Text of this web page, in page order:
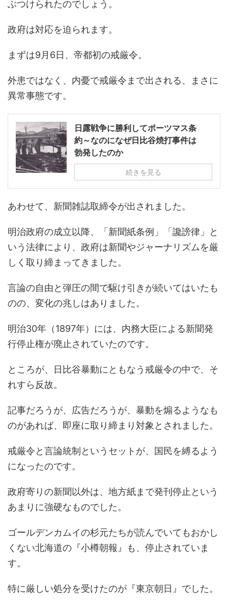
ぶつけられたのでしょう。
政府は対応を迫られます。
まずは9月6日、帝都初の戒厳令。
外患ではなく、内憂で戒厳令まで出される、まさに
異常事態です。
日露戦争に勝利してポーツマス条
約～なのになぜ日比谷焼打事件は
勃発したのか
続きを見る
あわせて、新聞雑誌取締令が出されました。
明治政府の成立以降、「新聞紙条例」「讒謗律」と
いう法律により、政府は新聞やジャーナリズムを厳
しく取り締まってきました。
言論の自由と弾圧の間で駆け引きが続いてはいたも
のの、変化の兆しはありました。
明治30年（1897年）には、内務大臣による新聞発
行停止権が廃止されていたのです。
ところが、日比谷暴動にともなう戒厳令の中で、そ
れすら反故。
記事だろうが、広告だろうが、暴動を煽るようなも
のがあれば、即座に取り締まり対象とされました。
戒厳令と言論統制というセットが、国民を縛るよう
になったのです。
政府寄りの新聞以外は、地方紙まで発刊停止という
あまりに強硬なものでした。
ゴールデンカムイの杉元たちが読んでいてもおかし
くない北海道の『小樽朝報』も、停止されていま
す。
特に厳しい処分を受けたのが『東京朝日』でした。